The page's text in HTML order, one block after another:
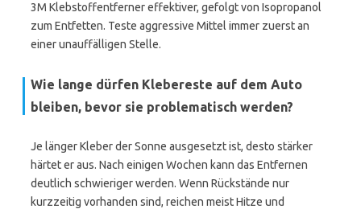
3M Klebstoffentferner effektiver, gefolgt von Isopropanol
zum Entfetten. Teste aggressive Mittel immer zuerst an
einer unauffälligen Stelle.
Wie lange dürfen Klebereste auf dem Auto
bleiben, bevor sie problematisch werden?
Je länger Kleber der Sonne ausgesetzt ist, desto stärker
härtet er aus. Nach einigen Wochen kann das Entfernen
deutlich schwieriger werden. Wenn Rückstände nur
kurzzeitig vorhanden sind, reichen meist Hitze und